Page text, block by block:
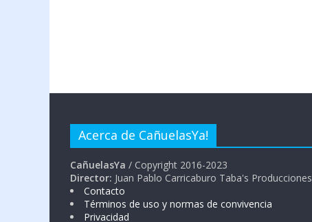
Acerca de CañuelasYa!
CañuelasYa / Copyright 2016-2023
Director: Juan Pablo Carricaburo Taba's Producciones
Contacto
Términos de uso y normas de convivencia
Privacidad